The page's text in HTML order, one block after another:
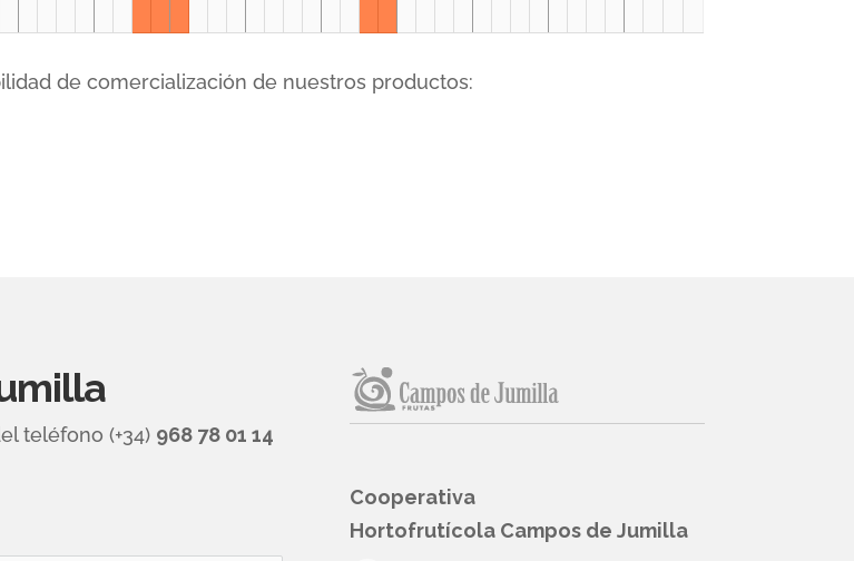
de comercialización de nuestros productos:
teléfono (+34) 968 78 01 14
Cooperativa
Hortofrutícola Campos de Jumilla